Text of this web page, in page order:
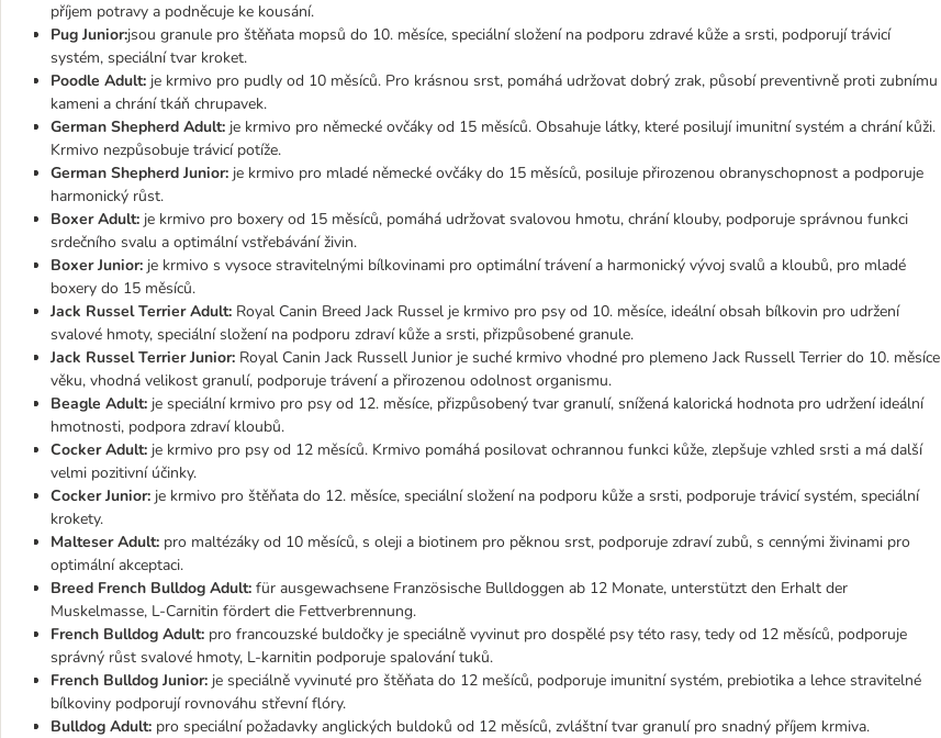
příjem potravy a podněcuje ke kousání.
Pug Junior:jsou granule pro štěňata mopsů do 10. měsíce, speciální složení na podporu zdravé kůže a srsti, podporují trávicí
systém, speciální tvar kroket.
Poodle Adult: je krmivo pro pudly od 10 měsíců. Pro krásnou srst, pomáhá udržovat dobrý zrak, působí preventivně proti zubnímu
kameni a chrání tkáň chrupavek.
German Shepherd Adult: je krmivo pro německé ovčáky od 15 měsíců. Obsahuje látky, které posilují imunitní systém a chrání kůži.
Krmivo nezpůsobuje trávicí potíže.
German Shepherd Junior: je krmivo pro mladé německé ovčáky do 15 měsíců, posiluje přirozenou obranyschopnost a podporuje
harmonický růst.
Boxer Adult: je krmivo pro boxery od 15 měsíců, pomáhá udržovat svalovou hmotu, chrání klouby, podporuje správnou funkci
srdečního svalu a optimální vstřebávání živin.
Boxer Junior: je krmivo s vysoce stravitelnými bílkovinami pro optimální trávení a harmonický vývoj svalů a kloubů, pro mladé
boxery do 15 měsíců.
Jack Russel Terrier Adult: Royal Canin Breed Jack Russel je krmivo pro psy od 10. měsíce, ideální obsah bílkovin pro udržení
svalové hmoty, speciální složení na podporu zdraví kůže a srsti, přizpůsobené granule.
Jack Russel Terrier Junior: Royal Canin Jack Russell Junior je suché krmivo vhodné pro plemeno Jack Russell Terrier do 10. měsíce
věku, vhodná velikost granulí, podporuje trávení a přirozenou odolnost organismu.
Beagle Adult: je speciální krmivo pro psy od 12. měsíce, přizpůsobený tvar granulí, snížená kalorická hodnota pro udržení ideální
hmotnosti, podpora zdraví kloubů.
Cocker Adult: je krmivo pro psy od 12 měsíců. Krmivo pomáhá posilovat ochrannou funkci kůže, zlepšuje vzhled srsti a má další
velmi pozitivní účinky.
Cocker Junior: je krmivo pro štěňata do 12. měsíce, speciální složení na podporu kůže a srsti, podporuje trávicí systém, speciální
krokety.
Malteser Adult: pro maltézáky od 10 měsíců, s oleji a biotinem pro pěknou srst, podporuje zdraví zubů, s cennými živinami pro
optimální akceptaci.
Breed French Bulldog Adult: für ausgewachsene Französische Bulldoggen ab 12 Monate, unterstützt den Erhalt der
Muskelmasse, L-Carnitin fördert die Fettverbrennung.
French Bulldog Adult: pro francouzské buldočky je speciálně vyvinut pro dospělé psy této rasy, tedy od 12 měsíců, podporuje
správný růst svalové hmoty, L-karnitin podporuje spalování tuků.
French Bulldog Junior: je speciálně vyvinuté pro štěňata do 12 mešíců, podporuje imunitní systém, prebiotika a lehce stravitelné
bílkoviny podporují rovnováhu střevní flóry.
Bulldog Adult: pro speciální požadavky anglických buldoků od 12 měsíců, zvláštní tvar granulí pro snadný příjem krmiva.